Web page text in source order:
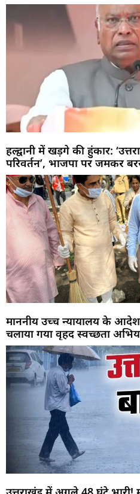
हल्द्वानी में खड़गे की हुंकार:
परिवर्तन’, भाजपा पर जमकर
माननीय उच्च न्यायालय के
चलाया गया वृहद स्वच्छता